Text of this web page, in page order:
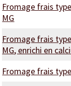
Fromage frais
MG
Fromage frais
MG, enrichi en
Fromage frais